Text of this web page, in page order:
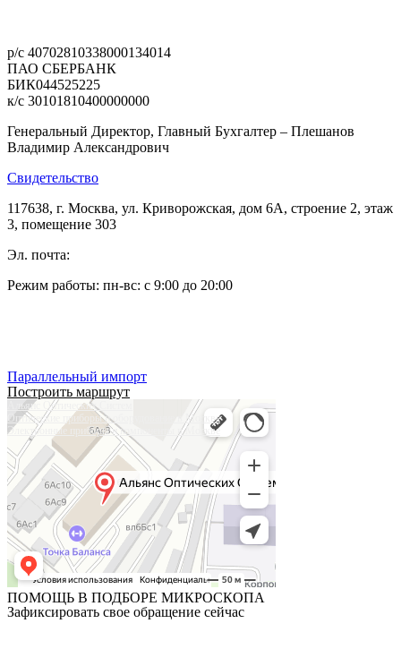
р/с 40702810338000134014
ПАО СБЕРБАНК
БИК044525225
к/с 30101810400000000
Генеральный Директор, Главный Бухгалтер – Плешанов
Владимир Александрович
Свидетельство
117638, г. Москва, ул. Криворожская, дом 6А, строение 2, этаж
3, помещение 303
Эл. почта:
Режим работы: пн-вс: с 9:00 до 20:00
Параллельный импорт
Построить маршрут
Альянс Оптических Систем
Оптические приборы и оборудование в Москве
Электронные приборы и компоненты в Москве
ПОМОЩЬ В ПОДБОРЕ МИКРОСКОПА
Зафиксировать свое обращение сейчас